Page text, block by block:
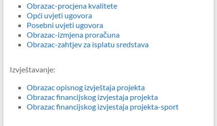
Obrazac-procjena kvalitete
Opći uvjeti ugovora
Posebni uvjeti ugovora
Obrazac-izmjena proračuna
Obrazac-zahtjev za isplatu sredstava
Izvještavanje:
Obrazac opisnog izvještaja projekta
Obrazac financijskog izvjestaja projekta
Obrazac financijskog izvjestaja projekta-sport